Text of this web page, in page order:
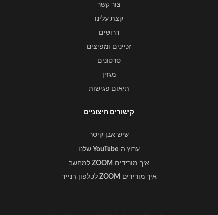
צור קשר
קצת עלינו
דרושים
זכיינים ומפיצים
סרטונים
מגזין
תיאום פגישות
קישורים חיצוניים
שיש אבן קיסר
ערוץ ה-YouTube שלנו
איך מורידים ZOOM למחשב
איך מורידים ZOOM לטלפון הנייד